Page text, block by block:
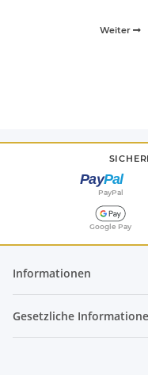
Weiter
PayPal
Google Pay
Informationen
Gesetzliche